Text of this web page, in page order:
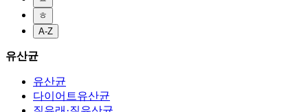
ㅎ
A-Z
유산균
유산균
다이어트유산균